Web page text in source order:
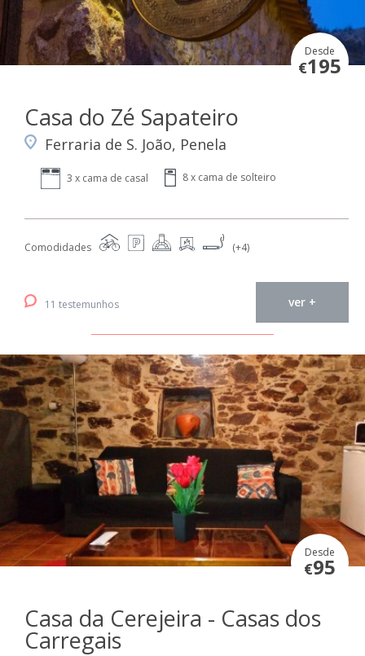
Desde
€195
Casa do Zé Sapateiro
Ferraria de S. João, Penela
3 x cama de casal 8 x cama de solteiro
Comodidades (+4)
11 testemunhos ver +
Desde
€95
Casa da Cerejeira - Casas dos
Carregais